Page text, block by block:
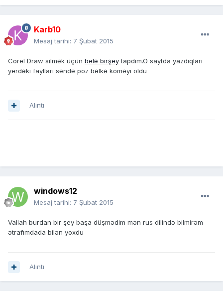
Karb10
Mesaj tarihi: 7 Şubat 2015
Corel Draw silmək üçün belə birşeytapdım.O saytda yazdıqları
yerdəki faylları səndə poz bəlkə köməyi oldu
Alıntı
windows12
Mesaj tarihi: 7 Şubat 2015
Vallah burdan bir şey başa düşmədim mən rus dilində bilmirəm
ətrafımdada bilən yoxdu
Alıntı